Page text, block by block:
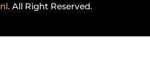
. All Right Reserved.